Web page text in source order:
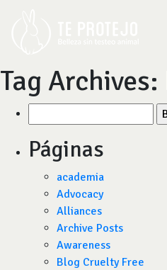
Tag Archives:
por:
Páginas
academia
Advocacy
Alliances
Archive Posts
Awareness
Blog Cruelty Free